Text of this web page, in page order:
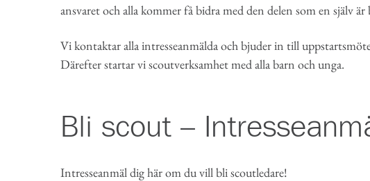
ansvaret och alla kommer få bidra med den delen som en själv är
Vi kontaktar alla intresseanmälda och bjuder in till
Därefter startar vi scoutverksamhet med alla barn och unga.
Bli scout –
Intresseanmäl dig här om du vill bli scoutledare!